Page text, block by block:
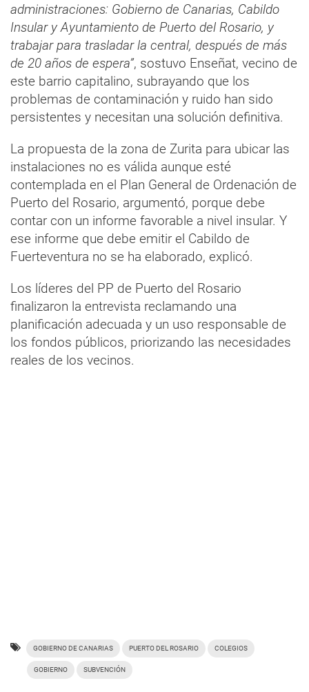
administraciones: Gobierno de Canarias, Cabildo
Insular y Ayuntamiento de Puerto del Rosario, y
trabajar para trasladar la central, después de más
de 20 años de espera”, sostuvo Enseñat, vecino de
este barrio capitalino, subrayando que los
problemas de contaminación y ruido han sido
persistentes y necesitan una solución definitiva.
La propuesta de la zona de Zurita para ubicar las
instalaciones no es válida aunque esté
contemplada en el Plan General de Ordenación de
Puerto del Rosario, argumentó, porque debe
contar con un informe favorable a nivel insular. Y
ese informe que debe emitir el Cabildo de
Fuerteventura no se ha elaborado, explicó.
Los líderes del PP de Puerto del Rosario
finalizaron la entrevista reclamando una
planificación adecuada y un uso responsable de
los fondos públicos, priorizando las necesidades
reales de los vecinos.
GOBIERNO DE CANARIAS PUERTO DEL ROSARIO COLEGIOS
GOBIERNO SUBVENCIÓN